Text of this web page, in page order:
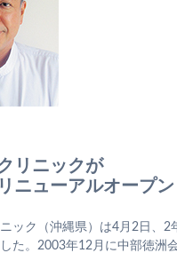
リニックが
ニューアルオープン
ック（沖縄県）は4月2日、2
た。2003年12月に中部徳洲